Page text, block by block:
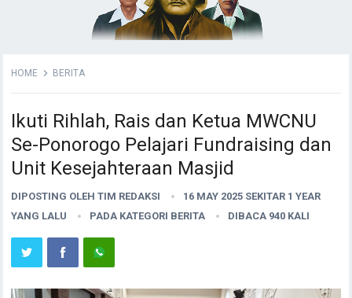
HOME BERITA
Ikuti Rihlah, Rais dan Ketua MWCNU
Se-Ponorogo Pelajari Fundraising dan
Unit Kesejahteraan Masjid
DIPOSTING OLEHTIM REDAKSI
16 MAY 2025 SEKITAR 1 YEAR
YANG LALU
PADA KATEGORI BERITA DIBACA 940 KALI